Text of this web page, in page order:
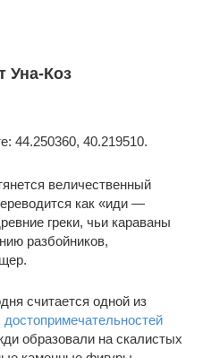
Уна-Коз
44.250360, 40.219510.
величественный
как «иди —
греки, чьи караваны
разбойников,
считается одной из
достопримечательностей
образовали на скалистых